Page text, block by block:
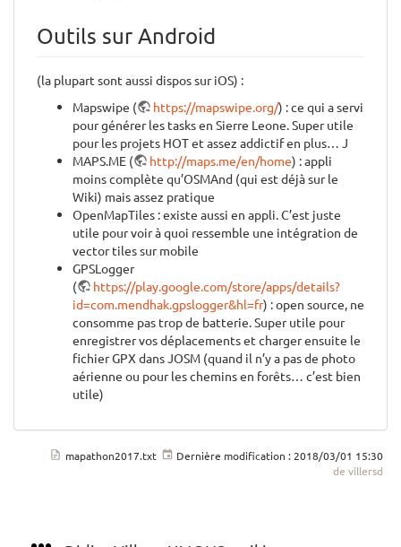
Outils sur Android
(la plupart sont aussi dispos sur iOS) :
Mapswipe (
https://mapswipe.org/) : ce qui a servi
pour générer les tasks en Sierre Leone. Super utile
pour les projets HOT et assez addictif en plus… J
MAPS.ME (
http://maps.me/en/home) : appli
moins complète qu’OSMAnd (qui est déjà sur le
Wiki) mais assez pratique
OpenMapTiles : existe aussi en appli. C’est juste
utile pour voir à quoi ressemble une intégration de
vector tiles sur mobile
GPSLogger
(
https://play.google.com/store/apps/details?
id=com.mendhak.gpslogger&hl=fr) : open source, ne
consomme pas trop de batterie. Super utile pour
enregistrer vos déplacements et charger ensuite le
fichier GPX dans JOSM (quand il n’y a pas de photo
aérienne ou pour les chemins en forêts… c’est bien
utile)
mapathon2017.txt Dernière modification : 2018/03/01 15:30
de villersd